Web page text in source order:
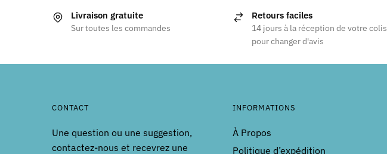
plusieurs
variations.
Les
options
Livraison gratuite
Sur toutes les commandes
Retours faciles
14 jours à la réception de votre colis
pour changer d'avis
CONTACT
Une question ou une suggestion,
contactez-nous et recevrez une
INFORMATIONS
À Propos
Politique d’expédition